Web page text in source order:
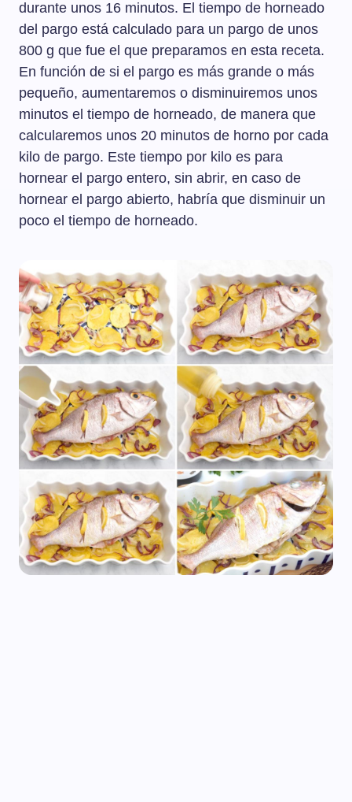
durante unos 16 minutos. El tiempo de horneado
del pargo está calculado para un pargo de unos
800 g que fue el que preparamos en esta receta.
En función de si el pargo es más grande o más
pequeño, aumentaremos o disminuiremos unos
minutos el tiempo de horneado, de manera que
calcularemos unos 20 minutos de horno por cada
kilo de pargo. Este tiempo por kilo es para
hornear el pargo entero, sin abrir, en caso de
hornear el pargo abierto, habría que disminuir un
poco el tiempo de horneado.